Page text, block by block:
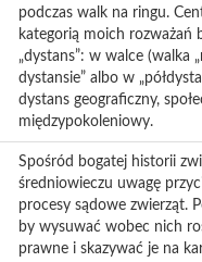
podczas walk na ringu.
kategorią moich rozważań
„dystans”: w walce (walka
dystansie” albo w
dystans geograficzny,
międzypokoleniowy.
Spośród bogatej historii
średniowieczu uwagę
procesy sądowe zwierząt.
by wysuwać wobec nich
prawne i skazywać je na